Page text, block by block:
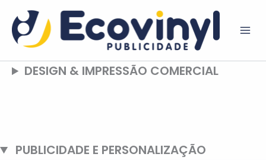
TO
CONTENT
DESIGN & IMPRESSÃO COMERCIAL
PUBLICIDADE E PERSONALIZAÇÃO